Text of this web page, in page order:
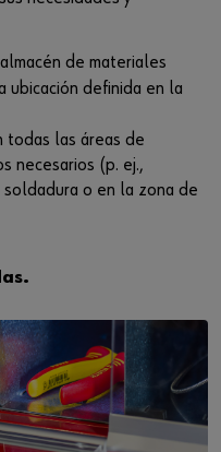
de materiales
ubicación definida en la
todas las áreas de
necesarios (p. ej.,
o en la zona de